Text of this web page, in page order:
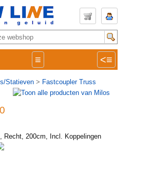
≡ <≡
Statieven > Fastcoupler Truss
Recht, 200cm, Incl. Koppelingen